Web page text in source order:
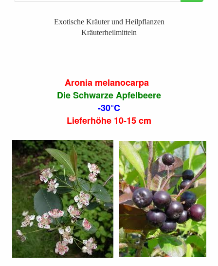
Exotische Kräuter und Heilpflanzen
Kräuterheilmitteln
Aronia melanocarpa
Die Schwarze Apfelbeere
-30°C
Lieferhöhe 10-15 cm